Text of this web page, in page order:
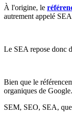
À l'origine, le
autrement appelé
Le SEA repose donc
Bien que le
organiques de
SEM, SEO, SEA,